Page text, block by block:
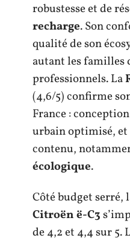
robustesse et de
recharge. Son
qualité de son
autant les familles
professionnels. La
(4,6/5) confirme
France :
urbain optimisé,
contenu,
écologique.
Côté budget serré,
Citroën ë-C3
de 4,2 et 4,4 sur